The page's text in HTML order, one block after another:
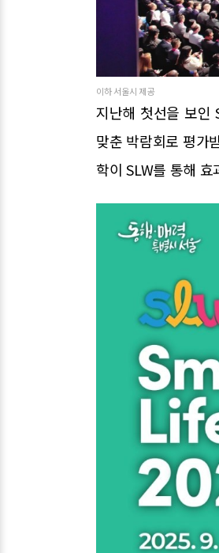
이하 서울시 제공
지난해 첫선을 보인
맞춘 박람회로 평가
학이 SLW를 통해